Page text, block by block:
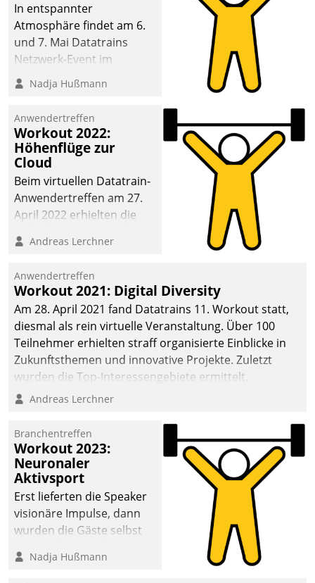
In entspannter
Atmosphäre findet am 6.
und 7. Mai Datatrains
Netzwerk-Event im
Kunden- und Partnerkreis
statt. Zentrale Frage: Wie
Mammutprojekte
meistern und Workloads
wuppen – bei zunehmend
anspruchsvollen
Aufgaben und
abnehmendem
Nadja Hußmann
Anwendertreffen
Workout 2022:
Höhenflüge zur
Cloud
Beim virtuellen Datatrain-
Anwendertreffen am 27.
April 2022 erhielten die
Teilnehmer kurzweilige
Cloud-Strategien und -
Lösungen mit hohem
Zukunftspotenzial.
Andreas Lerchner
Anwendertreffen
Workout 2021: Digital Diversity
Am 28. April 2021 fand Datatrains 11. Workout statt,
diesmal als rein virtuelle Veranstaltung. Über 100
Teilnehmer erhielten straff organisierte Einblicke in
Zukunftsthemen und innovative Projekte. Zuletzt
wurden die Top-Interessengebiete ermittelt.
Andreas Lerchner
Branchentreffen
Workout 2023:
Neuronaler
Aktivsport
Erst lieferten die Speaker
visionäre Impulse, dann
wurden die Gäste selbst
methodisch
Nadja Hußmann